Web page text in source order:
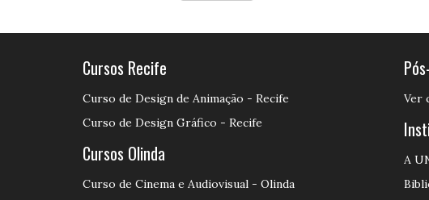
Cursos Recife
Curso de Design de Animação - Recife
Curso de Design Gráfico - Recife
Cursos Olinda
Curso de Cinema e Audiovisual - Olinda
Ver
A